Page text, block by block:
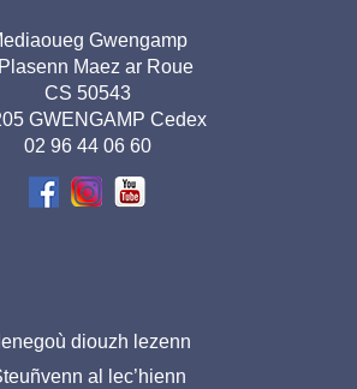
Gwengamp
Maez ar Roue
CS 50543
GWENGAMP Cedex
02 96 44 06 60
diouzh lezenn
al lec’hienn